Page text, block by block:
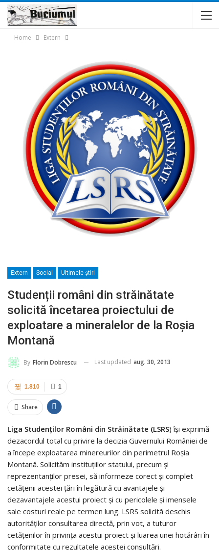
Home Extern
Extern Social Ultimele ştiri
Studenții români din străinătate
solicită încetarea proiectului de
exploatare a mineralelor de la Roșia
Montană
By Florin Dobrescu Last updated aug. 30, 2013
1
1.810
Share
Liga Studenților Români din Străinătate (LSRS) își exprimă
dezacordul total cu privire la decizia Guvernului României de
a începe exploatarea minereurilor din perimetrul Roșia
Montană. Solicităm instituțiilor statului, precum și
reprezentanților presei, să informeze corect și complet
cetățenii acestei țări în legătură cu avantajele și
dezavantajele acestui proiect și cu pericolele și imensele
sale costuri reale pe termen lung. LSRS solicită deschis
autorităților consultarea directă, prin vot, a tuturor
cetățenilor în privința acestui proiect și luarea unei hotărâri în
conformitate cu rezultatele acestei consultări.